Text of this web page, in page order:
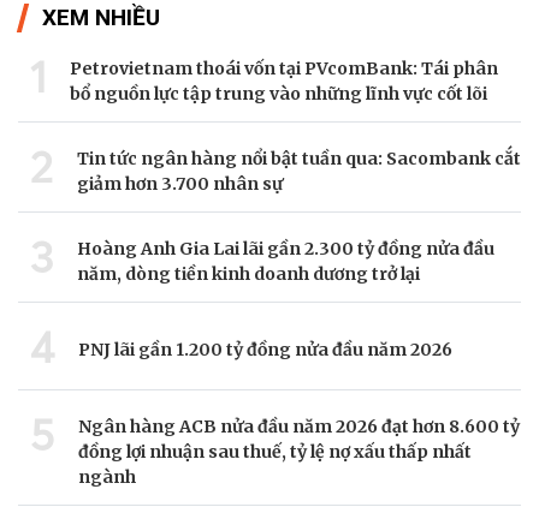
XEM NHIỀU
1
Petrovietnam thoái vốn tại PVcomBank: Tái phân
bổ nguồn lực tập trung vào những lĩnh vực cốt lõi
2
Tin tức ngân hàng nổi bật tuần qua: Sacombank cắt
giảm hơn 3.700 nhân sự
3
Hoàng Anh Gia Lai lãi gần 2.300 tỷ đồng nửa đầu
năm, dòng tiền kinh doanh dương trở lại
4 PNJ lãi gần 1.200 tỷ đồng nửa đầu năm 2026
5
Ngân hàng ACB nửa đầu năm 2026 đạt hơn 8.600 tỷ
đồng lợi nhuận sau thuế, tỷ lệ nợ xấu thấp nhất
ngành